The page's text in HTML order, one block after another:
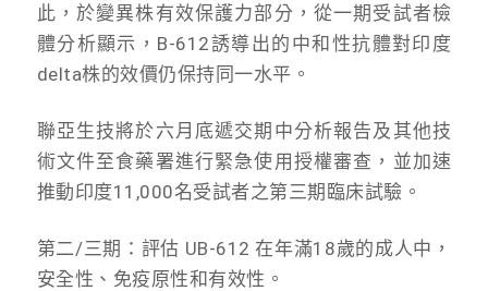
此，於變異株有效保護力部分，從一期受試者檢
體分析顯示，B-612誘導出的中和性抗體對印度
delta株的效價仍保持同一水平。
聯亞生技將於六月底遞交期中分析報告及其他技
術文件至食藥署進行緊急使用授權審查，並加速
推動印度11,000名受試者之第三期臨床試驗。
第二/三期：評估 UB-612 在年滿18歲的成人中，
安全性、免疫原性和有效性。